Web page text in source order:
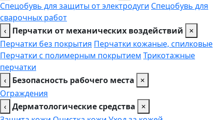
Спецобувь для защиты от электродуги Спецобувь для
сварочных работ
‹ Перчатки от механических воздействий
×
Перчатки без покрытия Перчатки кожаные, спилковые
Перчатки с полимерным покрытием Трикотажные
перчатки
‹ Безопасность рабочего места
×
Ограждения
‹ Дерматологические средства
×